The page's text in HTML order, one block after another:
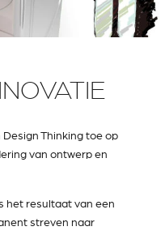
Thinking toe op
van ontwerp en
het resultaat van een
streven naar